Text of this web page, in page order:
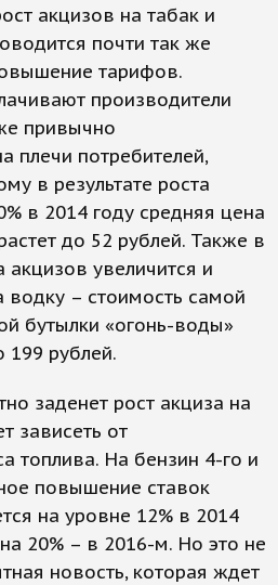
акцизов на табак и
почти так же
тарифов.
производители
привычно
плечи потребителей,
в результате роста
в 2014 году средняя цена
до 52 рублей. Также в
акцизов увеличится и
– стоимость самой
бутылки «огонь-воды»
199 рублей.
заденет рост акциза на
зависеть от
топлива. На бензин 4-го и
повышение ставок
на уровне 12% в 2014
20% – в 2016-м. Но это не
новость, которая ждет